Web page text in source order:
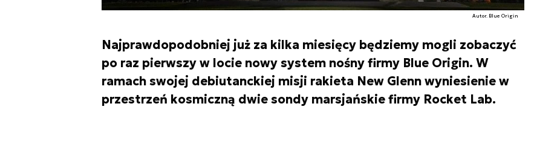
Autor. Blue Origin
Najprawdopodobniej już za kilka miesięcy będziemy mogli zobaczyć
po raz pierwszy w locie nowy system nośny firmy Blue Origin. W
ramach swojej debiutanckiej misji rakieta New Glenn wyniesienie w
przestrzeń kosmiczną dwie sondy marsjańskie firmy Rocket Lab.